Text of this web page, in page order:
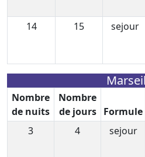
14
15 sejour
Nombre
de nuits
Nombre
de jours
Formule
3
4 sejour